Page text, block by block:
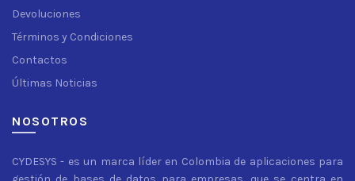
Devoluciones
Términos y Condiciones
Contactos
Últimas Noticias
NOSOTROS
CYDESYS - es un marca líder en Colombia de aplicaciones para